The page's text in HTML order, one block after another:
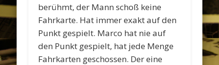
berühmt, der Mann schoß keine
Fahrkarte. Hat immer exakt auf den
Punkt gespielt. Marco hat nie auf
den Punkt gespielt, hat jede Menge
Fahrkarten geschossen. Der eine